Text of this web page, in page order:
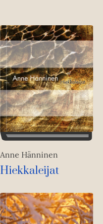
Anne Hänninen
Hiekkaleijat